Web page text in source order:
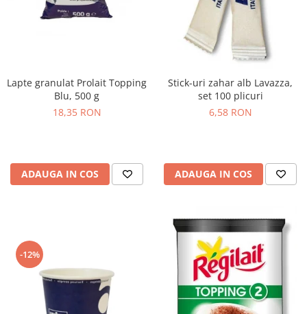
Lapte granulat Prolait Topping
Blu, 500 g
18,35 RON
ADAUGA IN COS
Stick-uri zahar alb Lavazza,
set 100 plicuri
6,58 RON
ADAUGA IN COS
-12%